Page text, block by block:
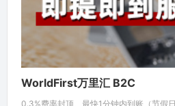
WorldFirst万里汇 B2C
0.3%费率封顶、最快1分钟内到账（节假